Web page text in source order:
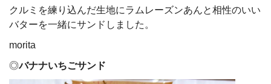
クルミを練り込んだ生地にラムレーズンあんと相性のいい
バターを一緒にサンドしました。
morita
◎バナナいちごサンド